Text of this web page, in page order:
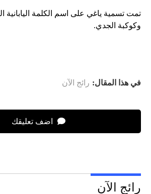
تمت تسمية ياغي على اسم الكلمة اليابانية
وكوكبة الجدي.
في هذا المقال: رائج الآن
اضف تعليقك
رائج الآن